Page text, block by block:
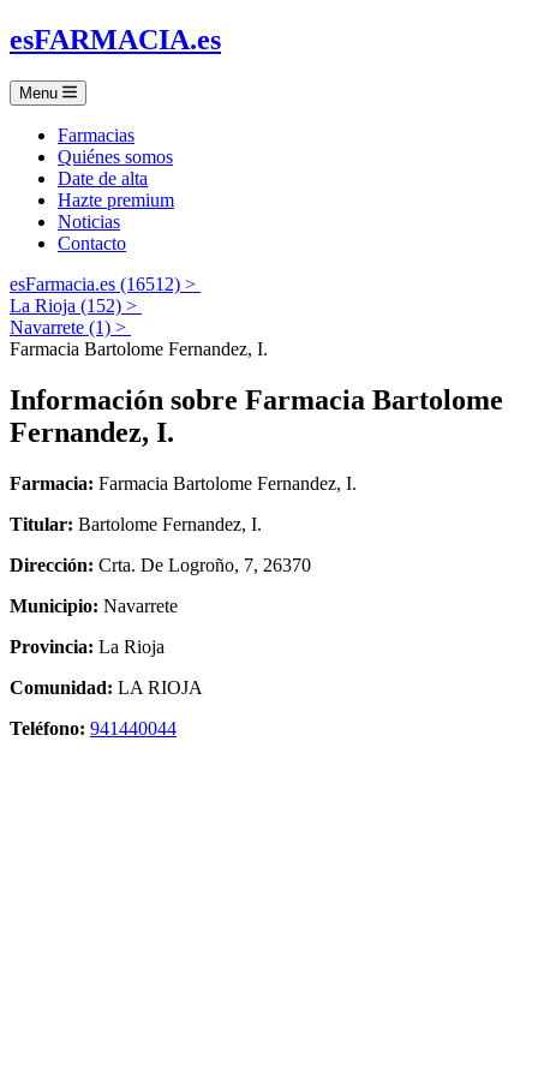
esFARMACIA.es
Menu
Farmacias
Quiénes somos
Date de alta
Hazte premium
Noticias
Contacto
esFarmacia.es (16512) >
La Rioja (152) >
Navarrete (1) >
Farmacia Bartolome Fernandez, I.
Información sobre Farmacia Bartolome
Fernandez, I.
Farmacia: Farmacia Bartolome Fernandez, I.
Titular: Bartolome Fernandez, I.
Dirección: Crta. De Logroño, 7, 26370
Municipio: Navarrete
Provincia: La Rioja
Comunidad: LA RIOJA
Teléfono: 941440044